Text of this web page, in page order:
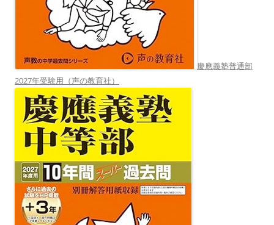
慶應義塾普通部
2027年受験用（声の教育社）